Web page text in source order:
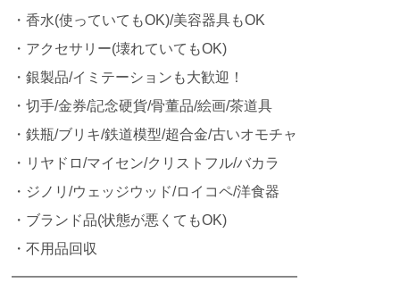
・香水(使っていてもOK)/美容器具もOK
・アクセサリー(壊れていてもOK)
・銀製品/イミテーションも大歓迎！
・切手/金券/記念硬貨/骨董品/絵画/茶道具
・鉄瓶/ブリキ/鉄道模型/超合金/古いオモチャ
・リヤドロ/マイセン/クリストフル/バカラ
・ジノリ/ウェッジウッド/ロイコペ/洋食器
・ブランド品(状態が悪くてもOK)
・不用品回収
━━━━━━━━━━━━━━━━━━━━